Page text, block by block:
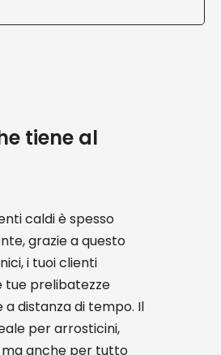
tiene al
caldi è spesso
grazie a questo
i tuoi clienti
tue prelibatezze
distanza di tempo. Il
per arrosticini,
ma anche per tutto